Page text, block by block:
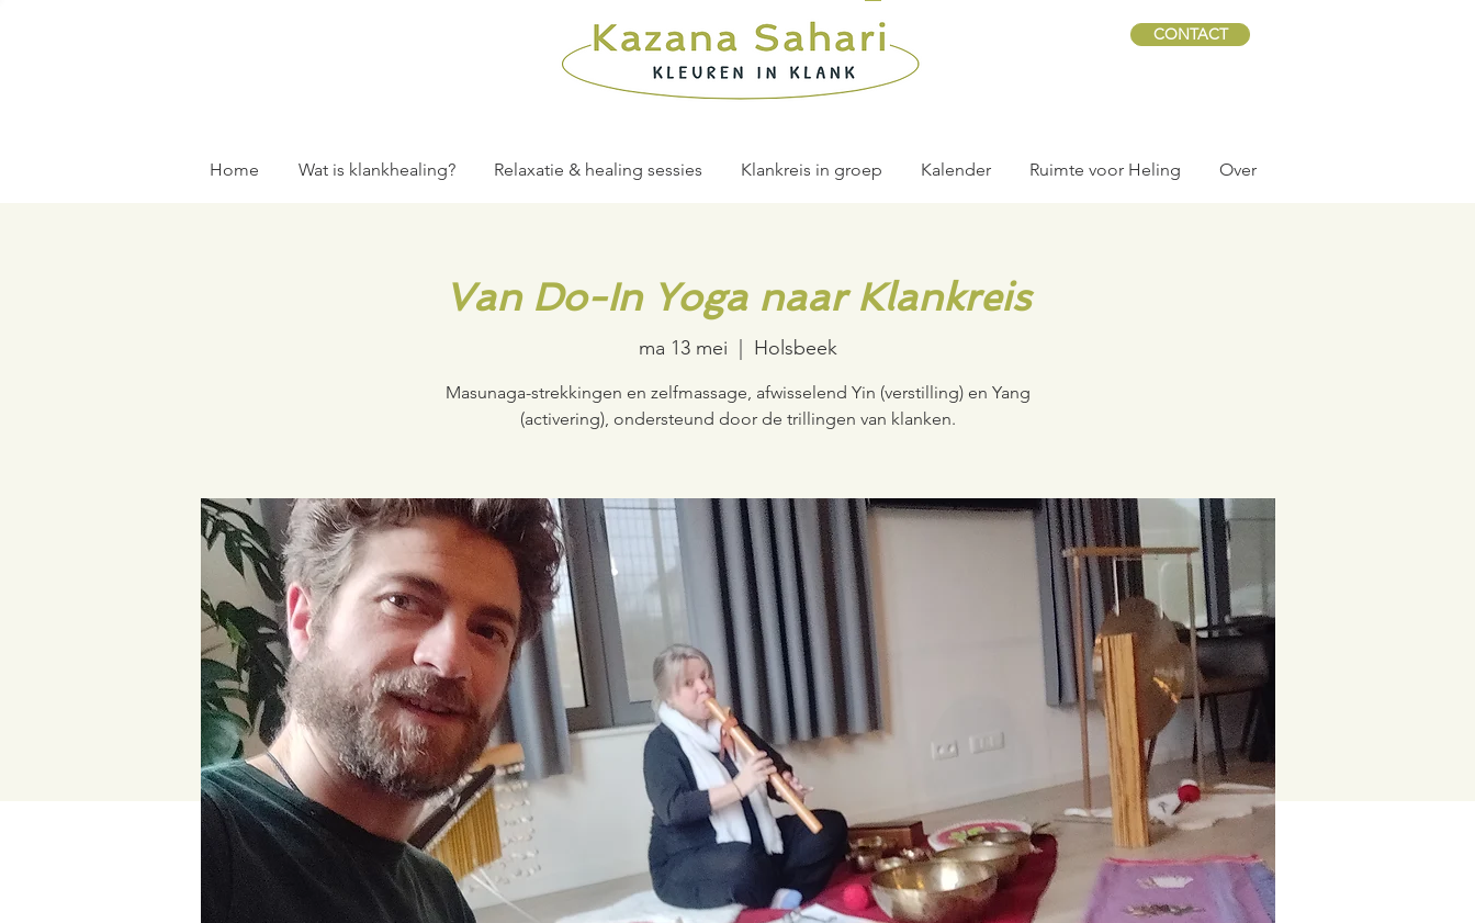
CONTACT
Home Wat is klankhealing? Relaxatie & healing sessies Klankreis in groep Kalender Ruimte voor Heling Over
Van Do-In Yoga naar Klankreis
ma 13 mei Holsbeek
Masunaga-strekkingen en zelfmassage, afwisselend Yin (verstilling) en Yang
(activering), ondersteund door de trillingen van klanken.